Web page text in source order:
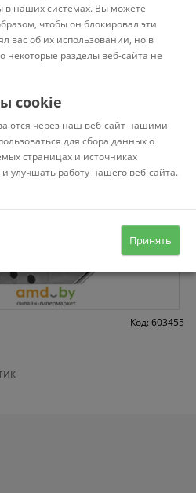
Код: 603455
в наших системах. Вы можете
чтобы он блокировал эти
вас об их использовании, но в
некоторые разделы веб-сайта не
cookie
через наш веб-сайт нашими
для сбора данных о
страницах и источниках
улучшать работу нашего веб-сайта.
Принять